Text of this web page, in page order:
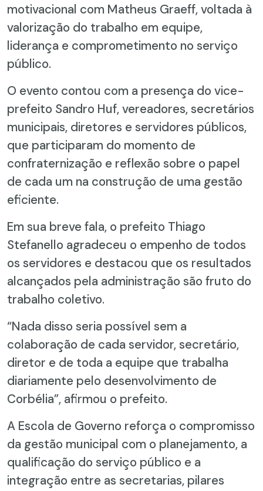
motivacional com Matheus Graeff, voltada à
valorização do trabalho em equipe,
liderança e comprometimento no serviço
público.
O evento contou com a presença do vice-
prefeito Sandro Huf, vereadores, secretários
municipais, diretores e servidores públicos,
que participaram do momento de
confraternização e reflexão sobre o papel
de cada um na construção de uma gestão
eficiente.
Em sua breve fala, o prefeito Thiago
Stefanello agradeceu o empenho de todos
os servidores e destacou que os resultados
alcançados pela administração são fruto do
trabalho coletivo.
“Nada disso seria possível sem a
colaboração de cada servidor, secretário,
diretor e de toda a equipe que trabalha
diariamente pelo desenvolvimento de
Corbélia”, afirmou o prefeito.
A Escola de Governo reforça o compromisso
da gestão municipal com o planejamento, a
qualificação do serviço público e a
integração entre as secretarias, pilares